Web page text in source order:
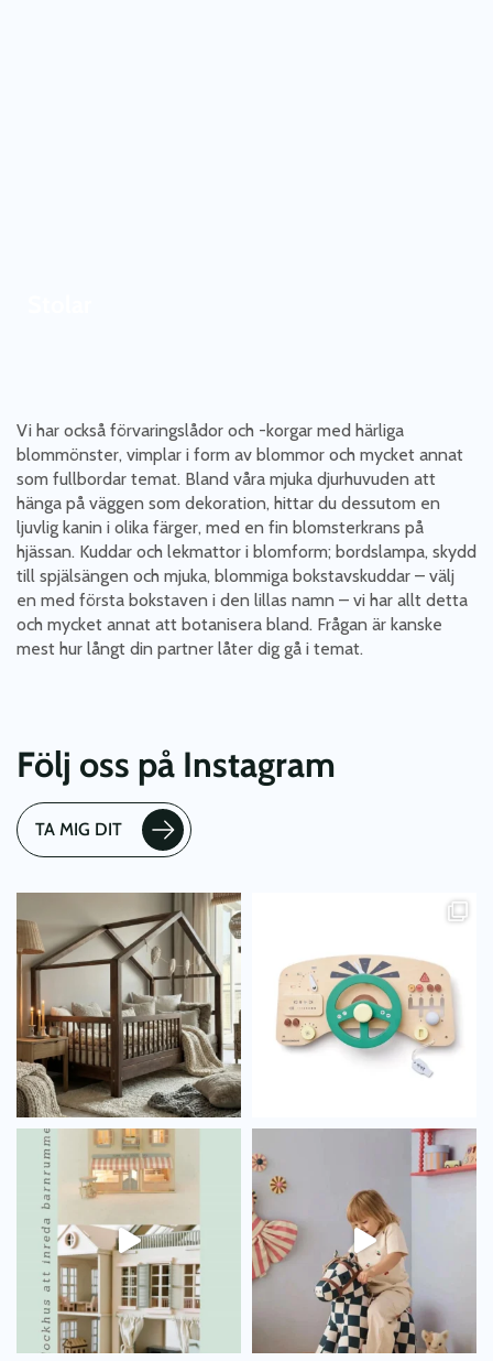
Vi har också förvaringslådor och -korgar med härliga
blommönster, vimplar i form av blommor och mycket annat
som fullbordar temat. Bland våra mjuka djurhuvuden att
hänga på väggen som dekoration, hittar du dessutom en
ljuvlig kanin i olika färger, med en fin blomsterkrans på
hjässan. Kuddar och lekmattor i blomform; bordslampa, skydd
till spjälsängen och mjuka, blommiga bokstavskuddar – välj
en med första bokstaven i den lillas namn – vi har allt detta
och mycket annat att botanisera bland. Frågan är kanske
mest hur långt din partner låter dig gå i temat.
Följ oss på Instagram
TA MIG DIT